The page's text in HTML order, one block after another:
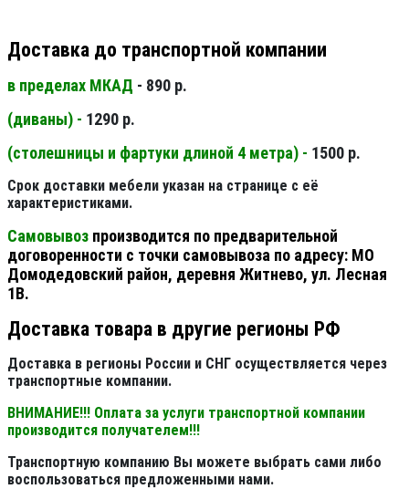
Доставка до транспортной компании
в пределах МКАД - 890 р.
(диваны) - 1290 р.
(столешницы и фартуки длиной 4 метра) - 1500 р.
Срок доставки мебели указан на странице с её
характеристиками.
Самовывоз производится по предварительной
договоренности с точки самовывоза по адресу: МО
Домодедовский район, деревня Житнево, ул. Лесная
1В.
Доставка товара в другие регионы РФ
Доставка в регионы России и СНГ осуществляется через
транспортные компании.
ВНИМАНИЕ!!! Оплата за услуги транспортной компании
производится получателем!!!
Транспортную компанию Вы можете выбрать сами либо
воспользоваться предложенными нами.